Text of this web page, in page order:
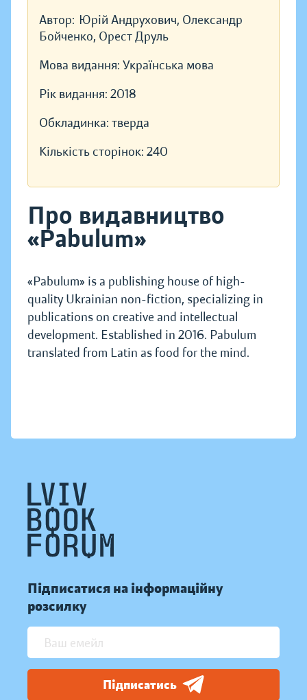
Автор: Юрій Андрухович, Олександр
Бойченко, Орест Друль
Мова видання: Українська мова
Рік видання: 2018
Обкладинка: тверда
Кількість сторінок: 240
Про видавництво
«Pabulum»
«Pabulum» is a publishing house of high-
quality Ukrainian non-fiction, specializing in
publications on creative and intellectual
development. Established in 2016. Pabulum
translated from Latin as food for the mind.
Підписатися на інформаційну
розсилку
Підписатись